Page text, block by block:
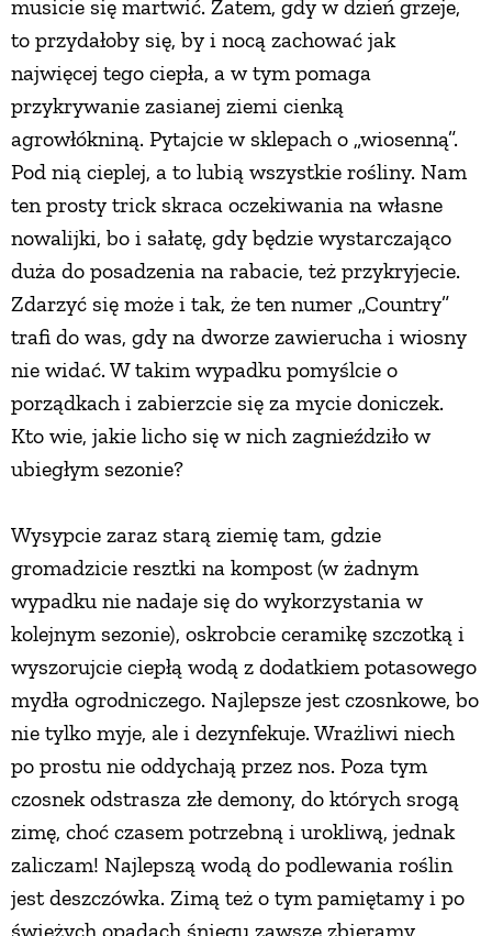
musicie się martwić. Zatem, gdy w dzień grzeje,
to przydałoby się, by i nocą zachować jak
najwięcej tego ciepła, a w tym pomaga
przykrywanie zasianej ziemi cienką
agrowłókniną. Pytajcie w sklepach o „wiosenną”.
Pod nią cieplej, a to lubią wszystkie rośliny. Nam
ten prosty trick skraca oczekiwania na własne
nowalijki, bo i sałatę, gdy będzie wystarczająco
duża do posadzenia na rabacie, też przykryjecie.
Zdarzyć się może i tak, że ten numer „Country”
trafi do was, gdy na dworze zawierucha i wiosny
nie widać. W takim wypadku pomyślcie o
porządkach i zabierzcie się za mycie doniczek.
Kto wie, jakie licho się w nich zagnieździło w
ubiegłym sezonie?
Wysypcie zaraz starą ziemię tam, gdzie
gromadzicie resztki na kompost (w żadnym
wypadku nie nadaje się do wykorzystania w
kolejnym sezonie), oskrobcie ceramikę szczotką i
wyszorujcie ciepłą wodą z dodatkiem potasowego
mydła ogrodniczego. Najlepsze jest czosnkowe, bo
nie tylko myje, ale i dezynfekuje. Wrażliwi niech
po prostu nie oddychają przez nos. Poza tym
czosnek odstrasza złe demony, do których srogą
zimę, choć czasem potrzebną i urokliwą, jednak
zaliczam! Najlepszą wodą do podlewania roślin
jest deszczówka. Zimą też o tym pamiętamy i po